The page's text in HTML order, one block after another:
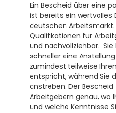
Ein Bescheid über eine
ist bereits ein wertvolles
deutschen Arbeitsmarkt.
Qualifikationen für
und nachvollziehbar.
schneller eine
zumindest teilweise
entspricht, während Sie
anstreben. Der
Arbeitgebern genau, wo
und welche Kenntnisse